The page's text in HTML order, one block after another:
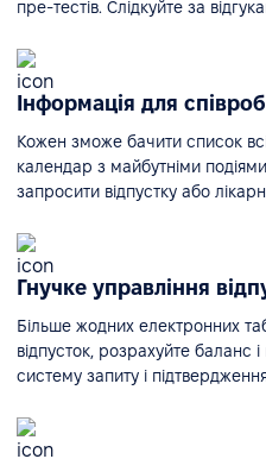
пре-тестів. Слідкуйте за
Інформація для
Кожен зможе бачити список
календар з майбутніми
запросити відпустку або
Гнучке управління
Більше жодних електронних
відпусток, розрахуйте баланс
систему запиту і